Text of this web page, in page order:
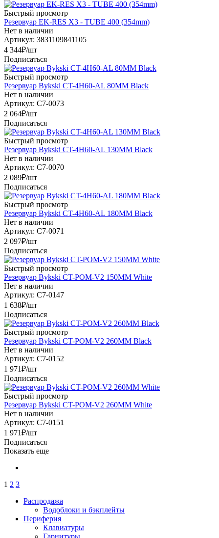
Быстрый просмотр
Резервуар EK-RES X3 - TUBE 400 (354mm)
Нет в наличии
Артикул: 3831109841105
4 344₽/шт
Подписаться
Быстрый просмотр
Резервуар Bykski CT-4H60-AL 80MM Black
Нет в наличии
Артикул: C7-0073
2 064₽/шт
Подписаться
Быстрый просмотр
Резервуар Bykski CT-4H60-AL 130MM Black
Нет в наличии
Артикул: C7-0070
2 089₽/шт
Подписаться
Быстрый просмотр
Резервуар Bykski CT-4H60-AL 180MM Black
Нет в наличии
Артикул: C7-0071
2 097₽/шт
Подписаться
Быстрый просмотр
Резервуар Bykski CT-POM-V2 150MM White
Нет в наличии
Артикул: C7-0147
1 638₽/шт
Подписаться
Быстрый просмотр
Резервуар Bykski CT-POM-V2 260MM Black
Нет в наличии
Артикул: C7-0152
1 971₽/шт
Подписаться
Быстрый просмотр
Резервуар Bykski CT-POM-V2 260MM White
Нет в наличии
Артикул: C7-0151
1 971₽/шт
Подписаться
Показать еще
1 2 3
Распродажа
Водоблоки и бэкплейты
Периферия
Клавиатуры
Гарнитуры